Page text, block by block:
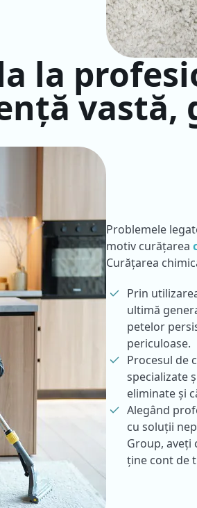
la
Problemele
motiv curățarea
Curățarea
Prin
ultimă
petelor
periculoase.
Procesul de
specializate
eliminate și
Alegând
cu soluții
Group, aveți
ține cont de